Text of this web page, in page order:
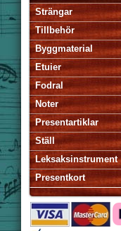
Strängar
Tillbehör
Byggmaterial
Etuier
Fodral
Noter
Presentartiklar
Ställ
Leksaksinstrument
Presentkort